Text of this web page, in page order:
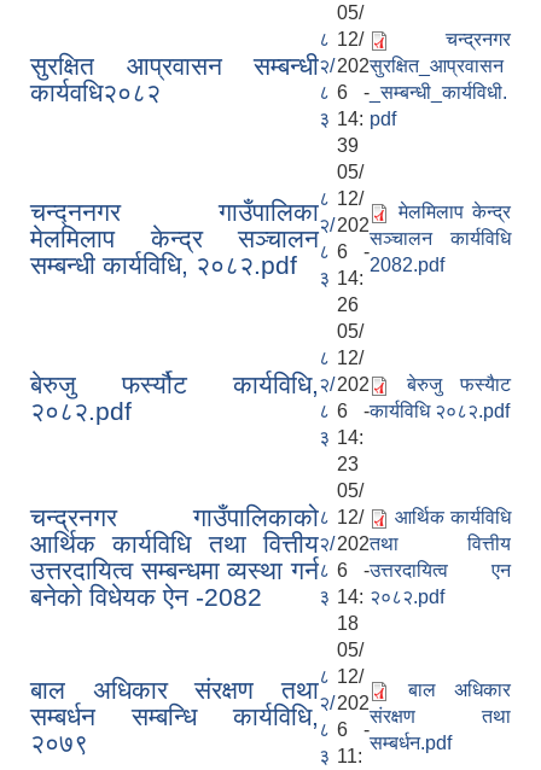
सुरक्षित आप्रवासन सम्बन्धी
कार्यवधि२०८२
८
२/
८
३
05/
12/
202
6 -
14:
39
चन्द्रनगर
सुरक्षित_आप्रवासन
_सम्बन्धी_कार्यविधी.
pdf
चन्द्ननगर गाउँपालिका
मेलमिलाप केन्द्र सञ्चालन
सम्बन्धी कार्यविधि, २०८२.pdf
८
२/
८
३
05/
12/
202
6 -
14:
26
मेलमिलाप केन्द्र
सञ्चालन कार्यविधि
2082.pdf
बेरुजु फर्स्यौट कार्यविधि,
२०८२.pdf
८
२/
८
३
05/
12/
202
6 -
14:
23
बेरुजु फस्यैाट
कार्यविधि २०८२.pdf
चन्द्रनगर गाउँपालिकाको
आर्थिक कार्यविधि तथा वित्तीय
उत्तरदायित्व सम्बन्धमा व्यस्था गर्न
बनेको विधेयक ऐन -2082
८
२/
८
३
05/
12/
202
6 -
14:
18
आर्थिक कार्यविधि
तथा वित्तीय
उत्तरदायित्व एन
२०८२.pdf
बाल अधिकार संरक्षण तथा
सम्बर्धन सम्बन्धि कार्यविधि,
२०७९
८
२/
८
३
05/
12/
202
6 -
11:
बाल अधिकार
संरक्षण तथा
सम्बर्धन.pdf